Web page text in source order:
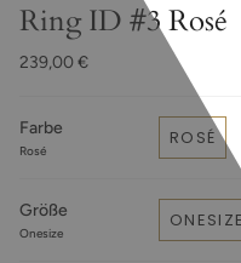
Ring ID #3 Rosé
239,00 €
Farbe
Rosé
ROSÉ
Größe
Onesize
ONESIZE